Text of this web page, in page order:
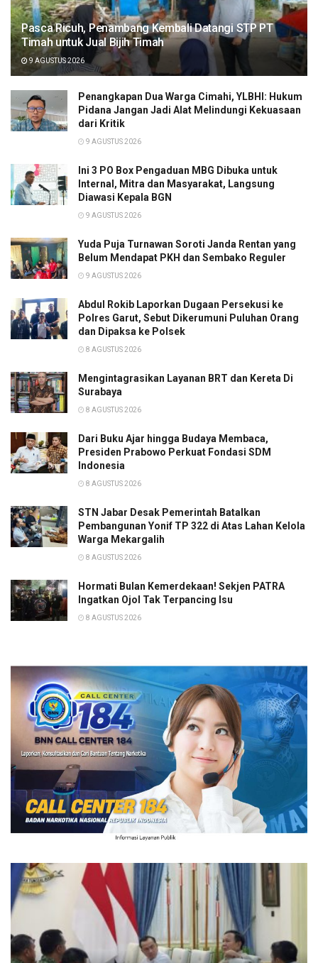
Pasca Ricuh, Penambang Kembali Datangi STP PT
Timah untuk Jual Bijih Timah
9 AGUSTUS 2026
Penangkapan Dua Warga Cimahi, YLBHI: Hukum
Pidana Jangan Jadi Alat Melindungi Kekuasaan
dari Kritik
9 AGUSTUS 2026
Ini 3 PO Box Pengaduan MBG Dibuka untuk
Internal, Mitra dan Masyarakat, Langsung
Diawasi Kepala BGN
9 AGUSTUS 2026
Yuda Puja Turnawan Soroti Janda Rentan yang
Belum Mendapat PKH dan Sembako Reguler
9 AGUSTUS 2026
Abdul Rokib Laporkan Dugaan Persekusi ke
Polres Garut, Sebut Dikerumuni Puluhan Orang
dan Dipaksa ke Polsek
8 AGUSTUS 2026
Mengintagrasikan Layanan BRT dan Kereta Di
Surabaya
8 AGUSTUS 2026
Dari Buku Ajar hingga Budaya Membaca,
Presiden Prabowo Perkuat Fondasi SDM
Indonesia
8 AGUSTUS 2026
STN Jabar Desak Pemerintah Batalkan
Pembangunan Yonif TP 322 di Atas Lahan Kelola
Warga Mekargalih
8 AGUSTUS 2026
Hormati Bulan Kemerdekaan! Sekjen PATRA
Ingatkan Ojol Tak Terpancing Isu
8 AGUSTUS 2026